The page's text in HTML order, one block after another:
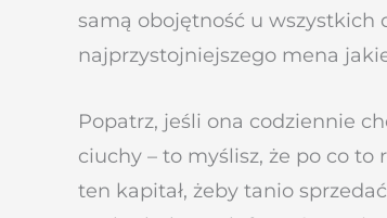
samą obojętność u wszystkich
najprzystojniejszego mena
Popatrz, jeśli ona codziennie
ciuchy – to myślisz, że po co
ten kapitał, żeby tanio